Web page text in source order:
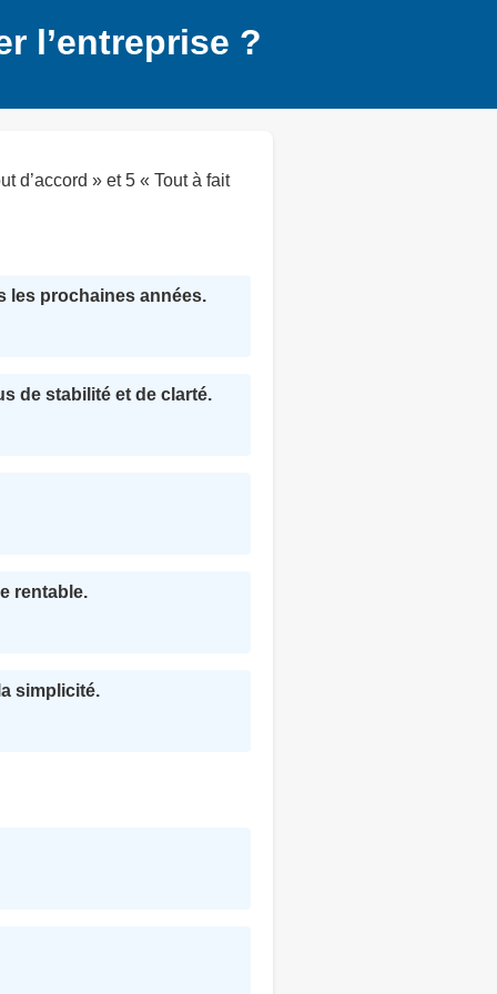
l’entreprise ?
d’accord » et 5 « Tout à fait
les prochaines années.
de stabilité et de clarté.
rentable.
simplicité.